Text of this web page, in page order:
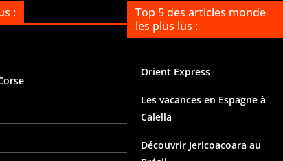
:
Top 5 des articles monde
les plus lus :
Orient Express
Les vacances en Espagne à
Calella
Découvrir Jericoacoara au